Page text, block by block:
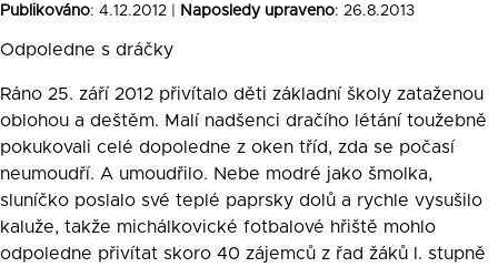
Publikováno: 4.12.2012 | Naposledy upraveno: 26.8.2013
Odpoledne s dráčky
Ráno 25. září 2012 přivítalo děti základní školy zataženou
oblohou a deštěm. Malí nadšenci dračího létání toužebně
pokukovali celé dopoledne z oken tříd, zda se počasí
neumoudří. A umoudřilo. Nebe modré jako šmolka,
sluníčko poslalo své teplé paprsky dolů a rychle vysušilo
kaluže, takže michálkovické fotbalové hřiště mohlo
odpoledne přivítat skoro 40 zájemců z řad žáků l. stupně